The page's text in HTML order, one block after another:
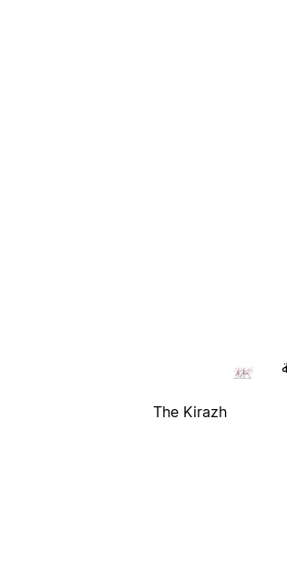
The Kirazh